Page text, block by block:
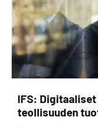
IFS:
teollisuuden